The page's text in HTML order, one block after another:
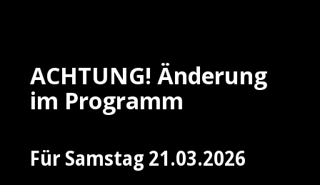
ACHTUNG! Änderung
im Programm
Für Samstag 21.03.2026